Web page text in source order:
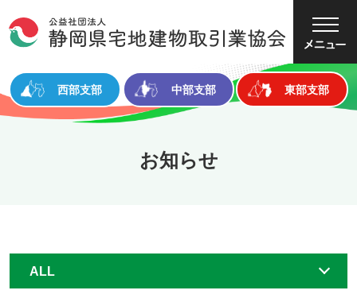
文字サイズ 小 中 大
西部支部 中部支部 東部支部
お知らせ